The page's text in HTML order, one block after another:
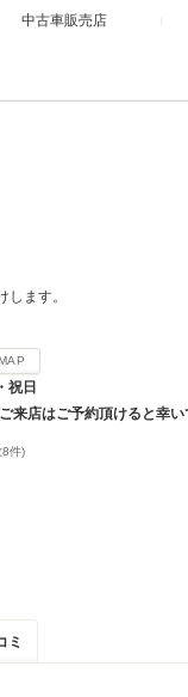
中古車販売店
ます。
祝日
来店はご予約頂けると幸い
8件)
ミ